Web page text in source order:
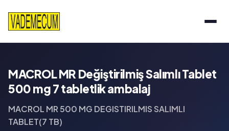
MACROL MR Değiştirilmiş Salımlı Tablet
500 mg 7 tabletlik ambalaj
MACROL MR 500 MG DEGISTIRILMIS SALIMLI
TABLET(7 TB)